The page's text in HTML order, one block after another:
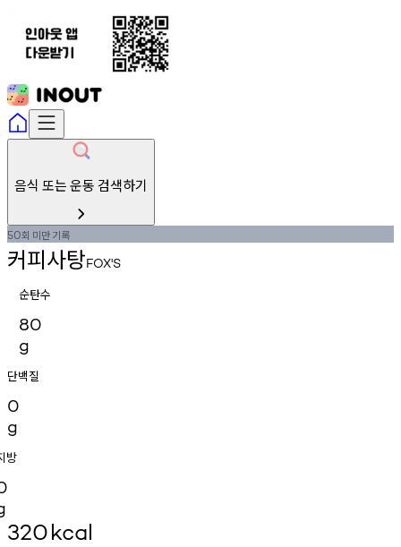
음식 또는 운동 검색하기
50회 미만기록
커피사탕FOX'S
순탄수
80
g
단백질
0
g
방
320kcal